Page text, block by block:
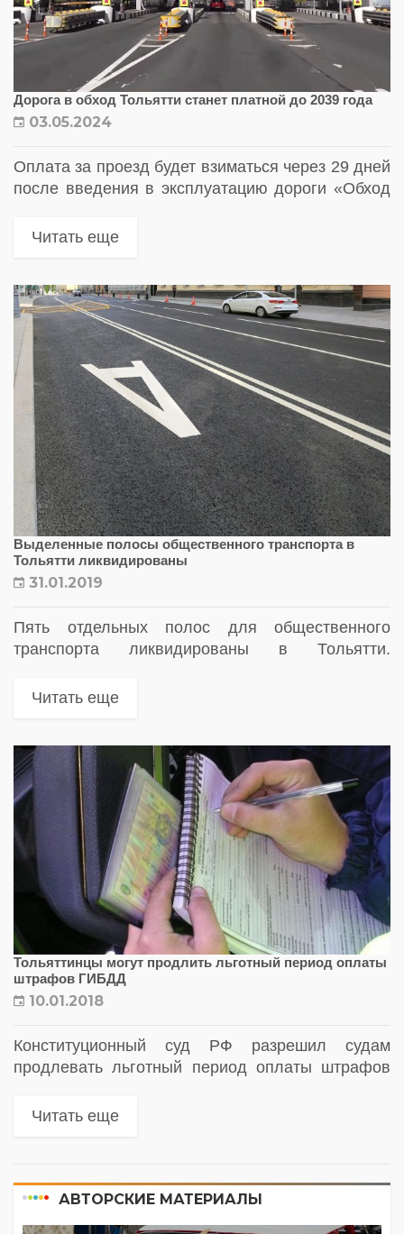
Дорога в обход Тольятти станет платной до 2039 года
03.05.2024
Оплата за проезд будет взиматься через 29 дней
после введения в эксплуатацию дороги «Обход
Читать еще
Выделенные полосы общественного транспорта в
Тольятти ликвидированы
31.01.2019
Пять отдельных полос для общественного
транспорта ликвидированы в Тольятти.
доступно по всем полосам.
Читать еще
Тольяттинцы могут продлить льготный период оплаты
штрафов ГИБДД
10.01.2018
Конституционный суд РФ разрешил судам
продлевать льготный период оплаты штрафов
по вине гражданина. В январе исполнилось два
Читать еще
АВТОРСКИЕ МАТЕРИАЛЫ